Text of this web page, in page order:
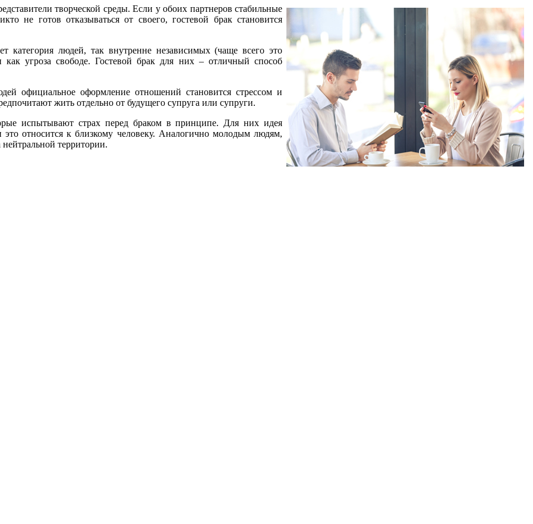
творческой среды. Если у обоих партнеров стабильные
не готов отказываться от своего, гостевой брак становится
категория людей, так внутренне независимых (чаще всего это
угроза свободе. Гостевой брак для них – отличный способ
официальное оформление отношений становится стрессом и
жить отдельно от будущего супруга или супруги.
испытывают страх перед браком в принципе. Для них идея
относится к близкому человеку. Аналогично молодым людям,
территории.